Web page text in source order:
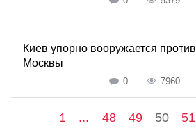
Киев упорно вооружается против
Москвы
0 7960
1 ... 48 49 50 51